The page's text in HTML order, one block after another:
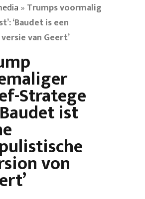
» Trumps voormalig
‘Baudet is een
van Geert’
Stratege
ist
von